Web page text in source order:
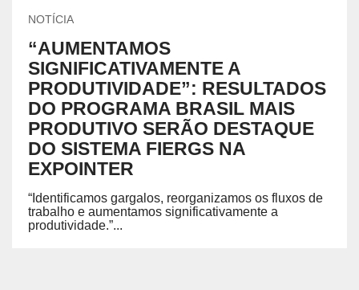
NOTÍCIA
“AUMENTAMOS
SIGNIFICATIVAMENTE A
PRODUTIVIDADE”: RESULTADOS
DO PROGRAMA BRASIL MAIS
PRODUTIVO SERÃO DESTAQUE
DO SISTEMA FIERGS NA
EXPOINTER
“Identificamos gargalos, reorganizamos os fluxos de
trabalho e aumentamos significativamente a
produtividade.”...